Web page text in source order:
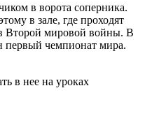
в ворота соперника.
в зале, где проходят
Второй мировой войны. В
первый чемпионат мира.
в нее на уроках